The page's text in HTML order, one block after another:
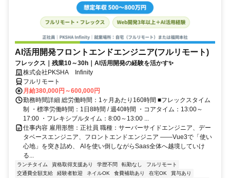
AI活用開発フロントエンドエンジニア(フルリモート)
フレックス｜残業10～30h｜AI活用開発の経験を活かす✨
株式会社PKSHA Infinity
フルリモート
月給380,000円～600,000円
勤務時間詳細 総労働時間：1ヶ月あたり160時間 ■フレックスタイム
制 ・標準労働時間：1日8時間 / 週40時間 ・コアタイム：13:00～
17:00 ・フレキシブルタイム：8:00～13:00 ...
仕事内容 雇用形態：正社員 職種：サーバーサイドエンジニア、デー
タベースエンジニア、フロントエンドエンジニア ――Vue3で「使い
心地」を突き詰め、 AIを使い倒しながらSaas全体へ越境していけ
る...
ランチタイム 資格取得支援あり 学歴不問 転勤なし
フルリモート
交通費全額支給
経験者歓迎 ネイルOK 食費補助あり 在宅OK
賞与あり